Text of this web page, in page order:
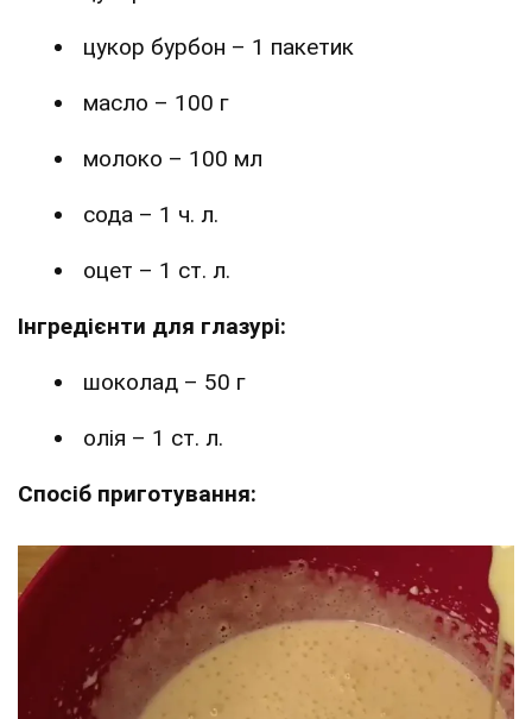
цукор бурбон – 1 пакетик
масло – 100 г
молоко – 100 мл
сода – 1 ч. л.
оцет – 1 ст. л.
Інгредієнти для глазурі:
шоколад – 50 г
олія – 1 ст. л.
Спосіб приготування: